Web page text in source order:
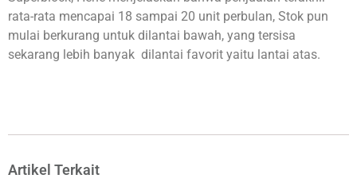
rata-rata mencapai 18 sampai 20 unit perbulan, Stok pun
mulai berkurang untuk dilantai bawah, yang tersisa
sekarang lebih banyak dilantai favorit yaitu lantai atas.
Artikel Terkait